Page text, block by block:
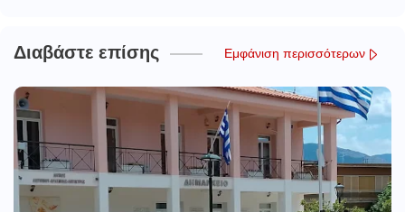
Διαβάστε επίσης Εμφάνιση περισσότερων